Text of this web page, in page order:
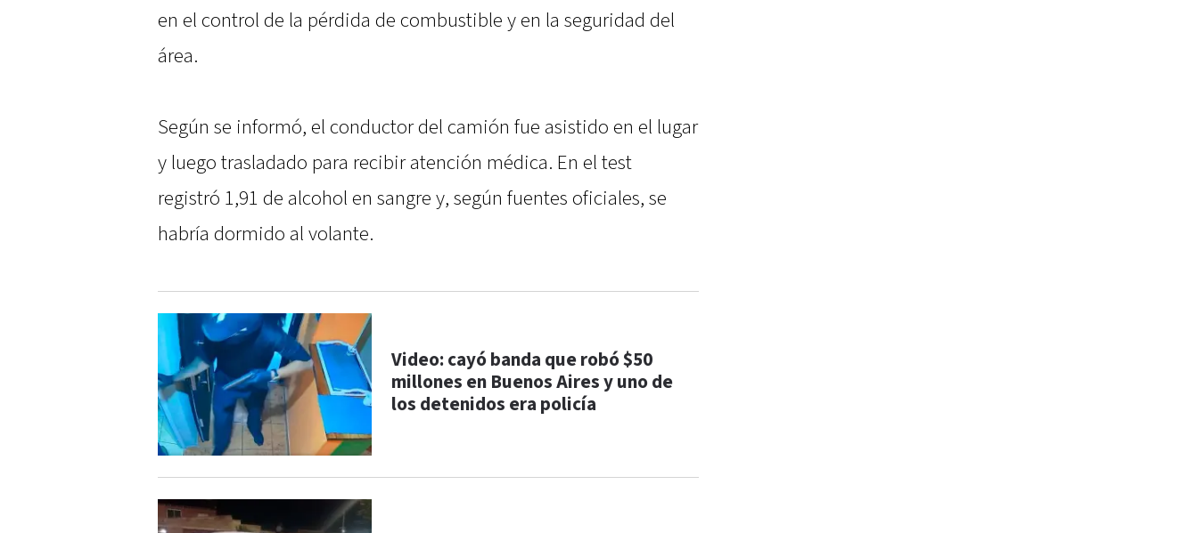
en el control de la pérdida de combustible y en la seguridad del
área.
Según se informó, el conductor del camión fue asistido en el lugar
y luego trasladado para recibir atención médica. En el test
registró 1,91 de alcohol en sangre y, según fuentes oficiales, se
habría dormido al volante.
Video: cayó banda que robó $50
millones en Buenos Aires y uno de
los detenidos era policía